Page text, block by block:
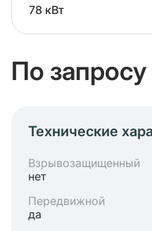
78 кВт
По запросу
Технические
Взрывозащищенный
нет
Передвижной
да